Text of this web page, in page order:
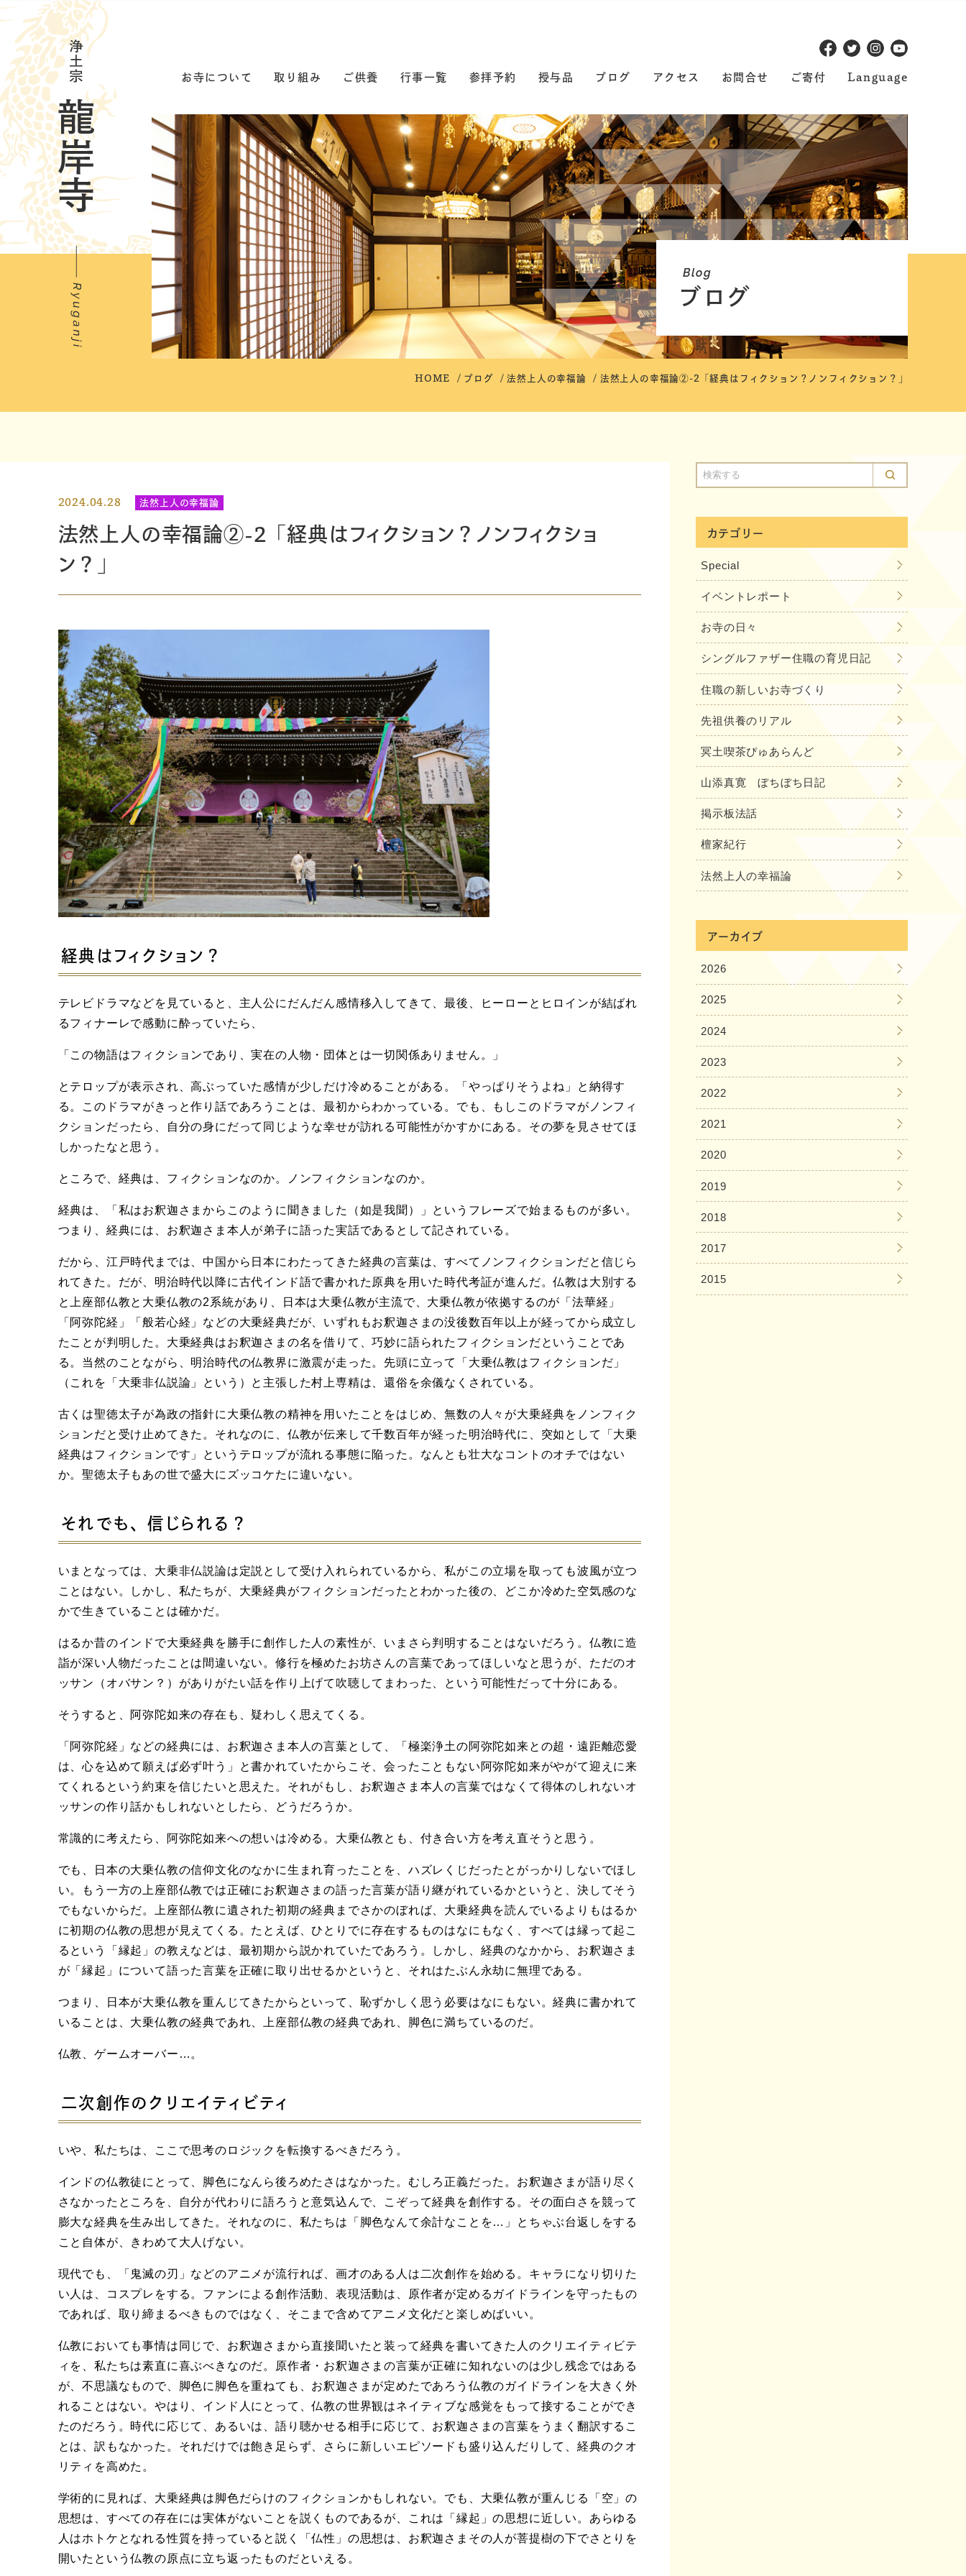
お寺について 取り組み ご供養 行事一覧 参拝予約 授与品 ブログ アクセス お問合せ ご寄付 Language
Blog
ブログ
HOME ブログ 法然上人の幸福論 法然上人の幸福論②-2「経典はフィクション？ノンフィクション？」
2024.04.28 法然上人の幸福論
法然上人の幸福論②-2「経典はフィクション？ノンフィクショ
ン？」
経典はフィクション？
テレビドラマなどを見ていると、主人公にだんだん感情移入してきて、最後、ヒーローとヒロインが結ばれ
るフィナーレで感動に酔っていたら、
「この物語はフィクションであり、実在の人物・団体とは一切関係ありません。」
とテロップが表示され、高ぶっていた感情が少しだけ冷めることがある。「やっぱりそうよね」と納得す
る。このドラマがきっと作り話であろうことは、最初からわかっている。でも、もしこのドラマがノンフィ
クションだったら、自分の身にだって同じような幸せが訪れる可能性がかすかにある。その夢を見させてほ
しかったなと思う。
ところで、経典は、フィクションなのか。ノンフィクションなのか。
経典は、「私はお釈迦さまからこのように聞きました（如是我聞）」というフレーズで始まるものが多い。
つまり、経典には、お釈迦さま本人が弟子に語った実話であるとして記されている。
だから、江戸時代までは、中国から日本にわたってきた経典の言葉は、すべてノンフィクションだと信じら
れてきた。だが、明治時代以降に古代インド語で書かれた原典を用いた時代考証が進んだ。仏教は大別する
と上座部仏教と大乗仏教の2系統があり、日本は大乗仏教が主流で、大乗仏教が依拠するのが「法華経」
「阿弥陀経」「般若心経」などの大乗経典だが、いずれもお釈迦さまの没後数百年以上が経ってから成立し
たことが判明した。大乗経典はお釈迦さまの名を借りて、巧妙に語られたフィクションだということであ
る。当然のことながら、明治時代の仏教界に激震が走った。先頭に立って「大乗仏教はフィクションだ」
（これを「大乗非仏説論」という）と主張した村上専精は、還俗を余儀なくされている。
古くは聖徳太子が為政の指針に大乗仏教の精神を用いたことをはじめ、無数の人々が大乗経典をノンフィク
ションだと受け止めてきた。それなのに、仏教が伝来して千数百年が経った明治時代に、突如として「大乗
経典はフィクションです」というテロップが流れる事態に陥った。なんとも壮大なコントのオチではない
か。聖徳太子もあの世で盛大にズッコケたに違いない。
それでも、信じられる？
いまとなっては、大乗非仏説論は定説として受け入れられているから、私がこの立場を取っても波風が立つ
ことはない。しかし、私たちが、大乗経典がフィクションだったとわかった後の、どこか冷めた空気感のな
かで生きていることは確かだ。
はるか昔のインドで大乗経典を勝手に創作した人の素性が、いまさら判明することはないだろう。仏教に造
詣が深い人物だったことは間違いない。修行を極めたお坊さんの言葉であってほしいなと思うが、ただのオ
ッサン（オバサン？）がありがたい話を作り上げて吹聴してまわった、という可能性だって十分にある。
そうすると、阿弥陀如来の存在も、疑わしく思えてくる。
「阿弥陀経」などの経典には、お釈迦さま本人の言葉として、「極楽浄土の阿弥陀如来との超・遠距離恋愛
は、心を込めて願えば必ず叶う」と書かれていたからこそ、会ったこともない阿弥陀如来がやがて迎えに来
てくれるという約束を信じたいと思えた。それがもし、お釈迦さま本人の言葉ではなくて得体のしれないオ
ッサンの作り話かもしれないとしたら、どうだろうか。
常識的に考えたら、阿弥陀如来への想いは冷める。大乗仏教とも、付き合い方を考え直そうと思う。
でも、日本の大乗仏教の信仰文化のなかに生まれ育ったことを、ハズレくじだったとがっかりしないでほし
い。もう一方の上座部仏教では正確にお釈迦さまの語った言葉が語り継がれているかというと、決してそう
でもないからだ。上座部仏教に遺された初期の経典までさかのぼれば、大乗経典を読んでいるよりもはるか
に初期の仏教の思想が見えてくる。たとえば、ひとりでに存在するものはなにもなく、すべては縁って起こ
るという「縁起」の教えなどは、最初期から説かれていたであろう。しかし、経典のなかから、お釈迦さま
が「縁起」について語った言葉を正確に取り出せるかというと、それはたぶん永劫に無理である。
つまり、日本が大乗仏教を重んじてきたからといって、恥ずかしく思う必要はなにもない。経典に書かれて
いることは、大乗仏教の経典であれ、上座部仏教の経典であれ、脚色に満ちているのだ。
仏教、ゲームオーバー…。
二次創作のクリエイティビティ
いや、私たちは、ここで思考のロジックを転換するべきだろう。
インドの仏教徒にとって、脚色になんら後ろめたさはなかった。むしろ正義だった。お釈迦さまが語り尽く
さなかったところを、自分が代わりに語ろうと意気込んで、こぞって経典を創作する。その面白さを競って
膨大な経典を生み出してきた。それなのに、私たちは「脚色なんて余計なことを…」とちゃぶ台返しをする
こと自体が、きわめて大人げない。
現代でも、「鬼滅の刃」などのアニメが流行れば、画才のある人は二次創作を始める。キャラになり切りた
い人は、コスプレをする。ファンによる創作活動、表現活動は、原作者が定めるガイドラインを守ったもの
であれば、取り締まるべきものではなく、そこまで含めてアニメ文化だと楽しめばいい。
仏教においても事情は同じで、お釈迦さまから直接聞いたと装って経典を書いてきた人のクリエイティビテ
ィを、私たちは素直に喜ぶべきなのだ。原作者・お釈迦さまの言葉が正確に知れないのは少し残念ではある
が、不思議なもので、脚色に脚色を重ねても、お釈迦さまが定めたであろう仏教のガイドラインを大きく外
れることはない。やはり、インド人にとって、仏教の世界観はネイティブな感覚をもって接することができ
たのだろう。時代に応じて、あるいは、語り聴かせる相手に応じて、お釈迦さまの言葉をうまく翻訳するこ
とは、訳もなかった。それだけでは飽き足らず、さらに新しいエピソードも盛り込んだりして、経典のクオ
リティを高めた。
学術的に見れば、大乗経典は脚色だらけのフィクションかもしれない。でも、大乗仏教が重んじる「空」の
思想は、すべての存在には実体がないことを説くものであるが、これは「縁起」の思想に近しい。あらゆる
人はホトケとなれる性質を持っていると説く「仏性」の思想は、お釈迦さまその人が菩提樹の下でさとりを
開いたという仏教の原点に立ち返ったものだといえる。
カテゴリー
Special
イベントレポート
お寺の日々
シングルファザー住職の育児日記
住職の新しいお寺づくり
先祖供養のリアル
冥土喫茶ぴゅあらんど
山添真寛 ぼちぼち日記
掲示板法話
檀家紀行
法然上人の幸福論
アーカイブ
2026
2025
2024
2023
2022
2021
2020
2019
2018
2017
2015